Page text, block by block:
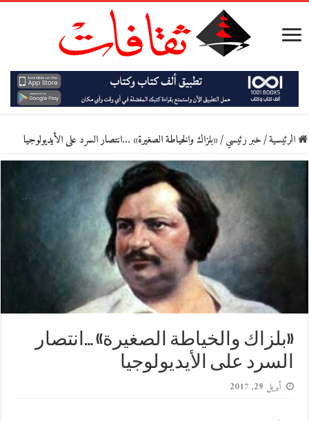
الرئيسية/خبر رئيسي/«بلزاك والخياطة الصغيرة» …انتصار السرد على الأيديولوجيا
«بلزاك والخياطة الصغيرة» …انتصار
السرد على الأيديولوجيا
أبريل 29, 2017